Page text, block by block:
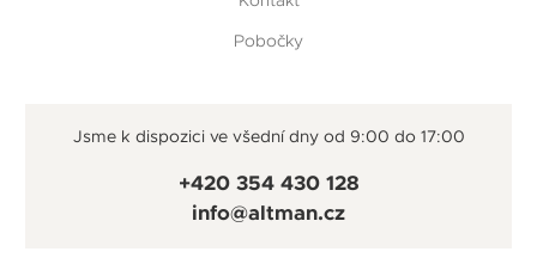
Pobočky
Jsme k dispozici ve všední dny od 9:00 do 17:00
+420 354 430 128
info@altman.cz